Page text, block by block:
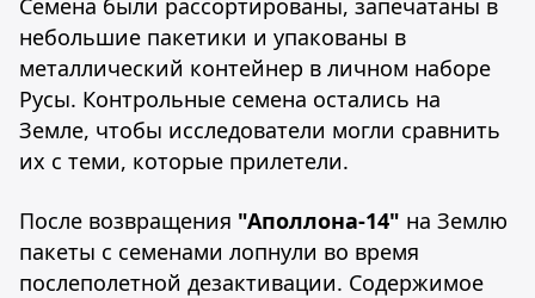
небольшие пакетики и упакованы в
металлический контейнер в личном наборе
Русы. Контрольные семена остались на
Земле, чтобы исследователи могли сравнить
их с теми, которые прилетели.
После возвращения "Аполлона-14" на Землю
пакеты с семенами лопнули во время
послеполетной дезактивации. Содержимое